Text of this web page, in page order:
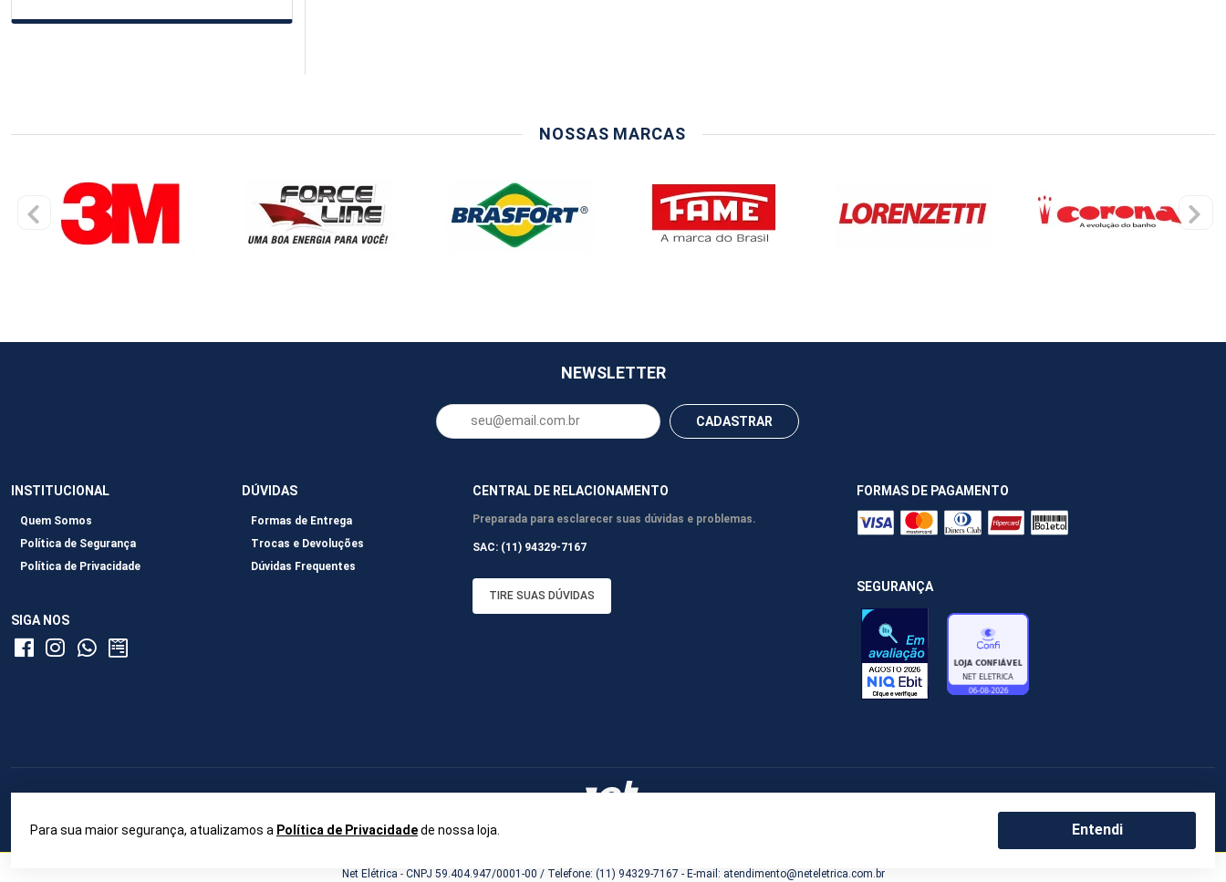
NOSSAS MARCAS
Para sua maior segurança, atualizamos a Política de Privacidadede nossa loja. Entendi
NEWSLETTER
CADASTRAR
INSTITUCIONAL
Quem Somos
Política de Segurança
Política de Privacidade
DÚVIDAS
Formas de Entrega
Trocas e Devoluções
Dúvidas Frequentes
SIGA NOS
CENTRAL DE RELACIONAMENTO
Preparada para esclarecer suas dúvidas e problemas.
SAC: (11) 94329-7167
TIRE SUAS DÚVIDAS
FORMAS DE PAGAMENTO
SEGURANÇA
Net Elétrica - CNPJ 59.404.947/0001-00 / Telefone: (11) 94329-7167 - E-mail: atendimento@neteletrica.com.br